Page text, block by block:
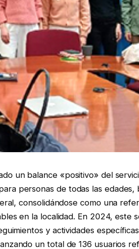
un balance «positivo» del
personas de todas las
consolidándose como una
en la localidad. En 2024, este
y actividades
un total de 136 usuarios